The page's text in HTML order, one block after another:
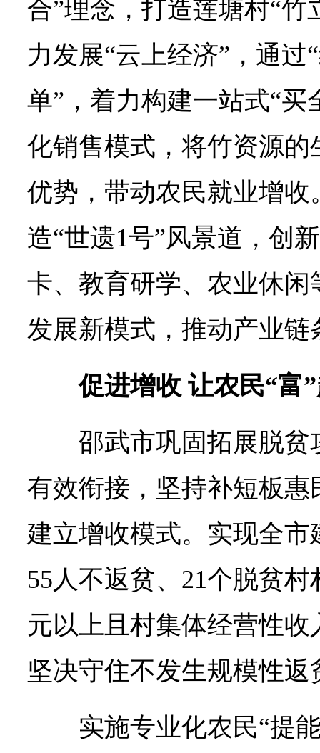
合”理念，打造莲塘村“竹
力发展“云上经济”，通过
单”，着力构建一站式“买
化销售模式，将竹资源
优势，带动农民就业增收
造“世遗1号”风景道，创
卡、教育研学、农业休
发展新模式，推动产业链
促进增收 让农民“富
邵武市巩固拓展脱
有效衔接，坚持补短板
建立增收模式。实现全市
55人不返贫、21个脱贫
元以上且村集体经营性
坚决守住不发生规模性返
实施专业化农民“提